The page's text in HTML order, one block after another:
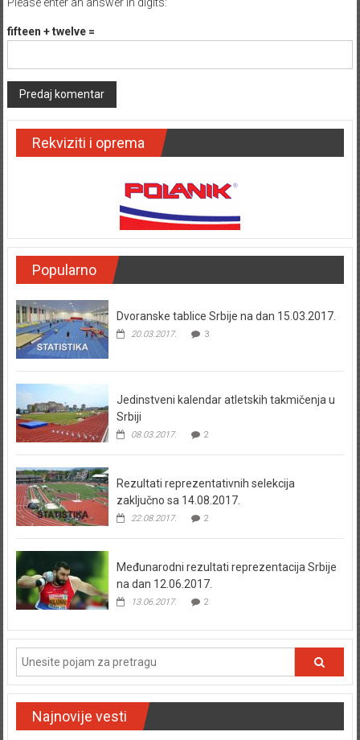
fifteen + twelve =
Rekviziti i oprema
Popularno
Dvoranske tablice Srbije na dan 15.03.2017.
20.03.2017. 3
Jedinstveni kalendar atletskih takmičenja u
Srbiji
08.03.2017. 2
Rezultati reprezentativnih selekcija
zaključno sa 14.08.2017.
22.08.2017. 2
Međunarodni rezultati reprezentacija Srbije
na dan 12.06.2017.
13.06.2017. 2
Najnovije vesti